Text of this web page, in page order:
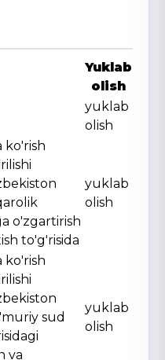
Yuklab
olish
yuklab
olish
ko'rish
o'zgartirish
to'g'risida
yuklab
olish
ko'rish
sud
va
yuklab
olish